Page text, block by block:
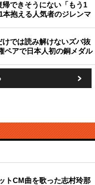
できそうにない「もう1
抱える人気者のジレンマ
では読み解けないズバ抜
ペアで日本人初の銅メダル
トCM曲を歌った志村玲那